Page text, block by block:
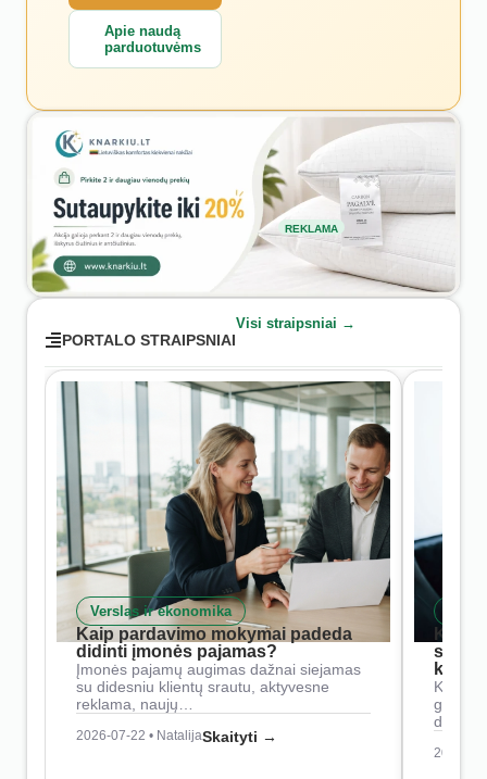
Apie naudą
parduotuvėms
REKLAMA
PORTALO STRAIPSNIAI
Visi straipsniai →
Verslas ir ekonomika
Kaip pardavimo mokymai padeda
didinti įmonės pajamas?
Įmonės pajamų augimas dažnai siejamas
su didesniu klientų srautu, aktyvesne
reklama, naujų…
2026-07-22 • NatalijaSkaityti →
Kaip
2026-